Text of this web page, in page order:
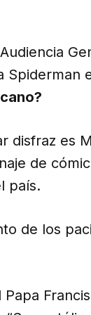
disfraz es
de
país.
de los